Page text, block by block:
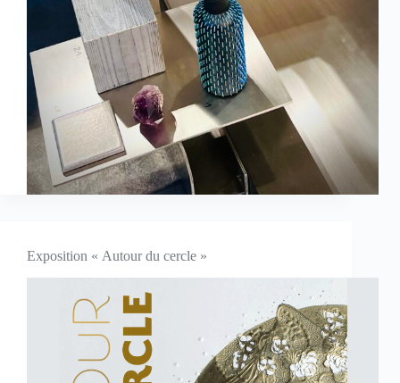
Exposition « Autour du cercle »